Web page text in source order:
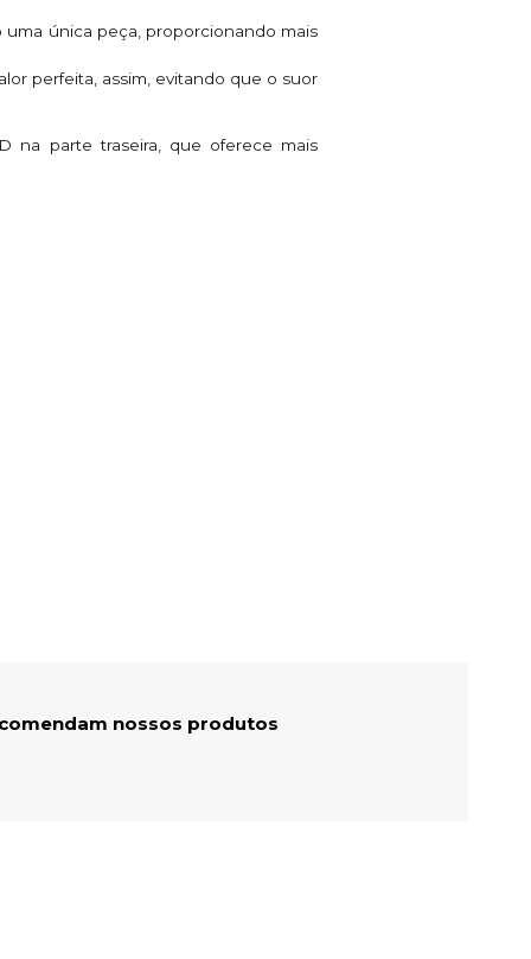
única peça, proporcionando mais
perfeita, assim, evitando que o suor
na parte traseira, que oferece mais
nossos produtos